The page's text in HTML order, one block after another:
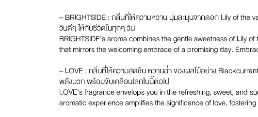
– BRIGHTSIDE : กลิ่นที่ให้ความหวาน นุ่มละมุนจากดอก Lily of
วันดีๆ ให้กับชีวิตในทุกๆ วัน
BRIGHTSIDE’s aroma combines the gentle sweetness of Lily
that mirrors the welcoming embrace of a promising day.
– LOVE : กลิ่นที่ให้ความสดชื่น หวานฉ่ำ ของผลไม้อย่าง
พลังบวก พร้อมขับเคลื่อนโลกใบนี้ต่อไป
LOVE’s fragrance envelops you in the refreshing, sweet, and
aromatic experience amplifies the significance of love,